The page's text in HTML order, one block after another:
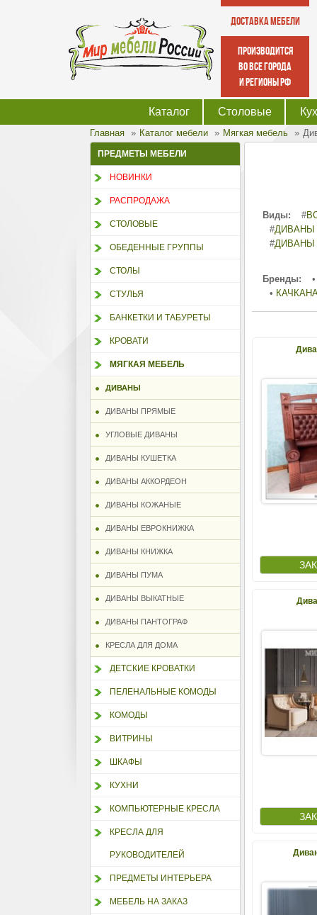
Доставка мебели
производится
во все города
и регионы РФ
Каталог Столовые
Главная Каталог мебели Мягкая мебель
Виды: #
#
#ДИВАНЫ
Бренды:
•
•
ПРЕДМЕТЫ МЕБЕЛИ
НОВИНКИ
РАСПРОДАЖА
СТОЛОВЫЕ
ОБЕДЕННЫЕ ГРУППЫ
СТОЛЫ
СТУЛЬЯ
БАНКЕТКИ И ТАБУРЕТЫ
КРОВАТИ
МЯГКАЯ МЕБЕЛЬ
ДИВАНЫ
ДИВАНЫ ПРЯМЫЕ
УГЛОВЫЕ ДИВАНЫ
ДИВАНЫ КУШЕТКА
ДИВАНЫ АККОРДЕОН
ДИВАНЫ КОЖАНЫЕ
ДИВАНЫ ЕВРОКНИЖКА
ДИВАНЫ КНИЖКА
ДИВАНЫ ПУМА
ДИВАНЫ ВЫКАТНЫЕ
ДИВАНЫ ПАНТОГРАФ
КРЕСЛА ДЛЯ ДОМА
ДЕТСКИЕ КРОВАТКИ
ПЕЛЕНАЛЬНЫЕ КОМОДЫ
КОМОДЫ
ВИТРИНЫ
ШКАФЫ
КУХНИ
КОМПЬЮТЕРНЫЕ КРЕСЛА
КРЕСЛА ДЛЯ
РУКОВОДИТЕЛЕЙ
ПРЕДМЕТЫ ИНТЕРЬЕРА
МЕБЕЛЬ НА ЗАКАЗ